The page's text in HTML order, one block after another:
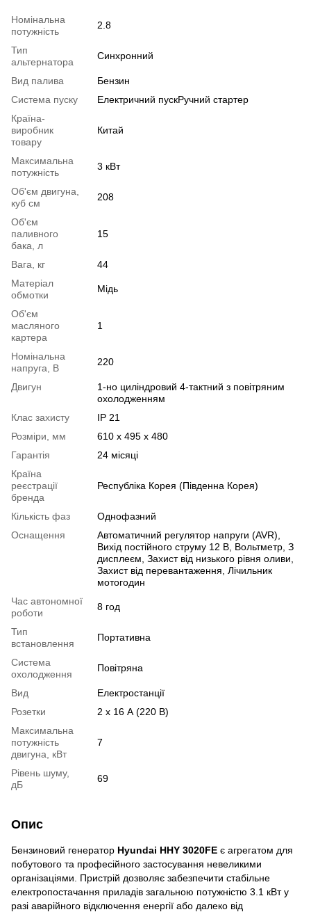
Номінальна
потужність
2.8
Тип
альтернатора
Синхронний
Вид палива
Бензин
Система пуску
Електричний пускРучний стартер
Країна-
виробник
товару
Китай
Максимальна
потужність
3 кВт
Об'єм двигуна,
куб см
208
Об'єм
паливного
бака, л
15
Вага, кг
44
Матеріал
обмотки
Мідь
Об'єм
масляного
картера
1
Номінальна
напруга, В
220
Двигун
1-но циліндровий 4-тактний з повітряним
охолодженням
Клас захисту
IP 21
Розміри, мм
610 х 495 х 480
Гарантія
24 місяці
Країна
реєстрації
бренда
Республіка Корея (Південна Корея)
Кількість фаз
Однофазний
Оснащення
Автоматичний регулятор напруги (AVR),
Вихід постійного струму 12 В, Вольтметр, З
дисплеєм, Захист від низького рівня оливи,
Захист від перевантаження, Лічильник
мотогодин
Час автономної
роботи
8 год
Тип
встановлення
Портативна
Система
охолодження
Повітряна
Вид
Електростанції
Розетки
2 x 16 А (220 В)
Максимальна
потужність
двигуна, кВт
7
Рівень шуму,
дБ
69
Опис
Бензиновий генератор Hyundai HHY 3020FЕ є агрегатом для
побутового та професійного застосування невеликими
організаціями. Пристрій дозволяє забезпечити стабільне
електропостачання приладів загальною потужністю 3.1 кВт у
разі аварійного відключення енергії або далеко від